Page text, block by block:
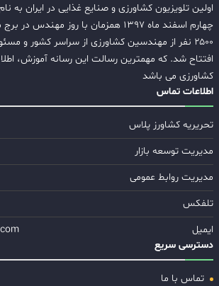
اولین تلویزیون کشاورزی و صنایع غذایی در ایران به
چهارم اسفند ماه ۱۳۹۷ همزمان با روز
۲۵۰۰ نفر از مهندسین کشاورزی از سراسر کشور و
افتتاح شد. که مهمترین رسالت این رسانه آموزش،
کشاورزی می باشد
اطلاعات تماس
تحریریه کشاورز پلاس
مدیریت توسعه بازار
مدیریت روابط عمومی
تلفکس
ایمیل
دسترسی سریع
تماس با ما